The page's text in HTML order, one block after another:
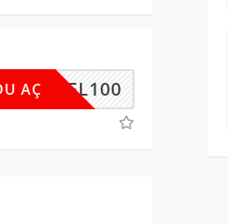
OTEL100
AÇ